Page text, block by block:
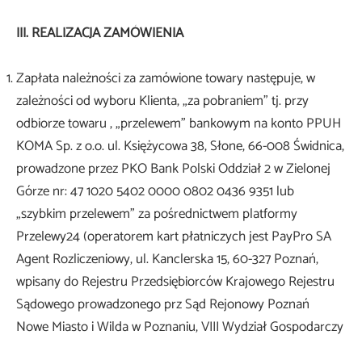
III. REALIZACJA ZAMÓWIENIA
Zapłata należności za zamówione towary następuje, w
zależności od wyboru Klienta, „za pobraniem” tj. przy
odbiorze towaru , „przelewem” bankowym na konto PPUH
KOMA Sp. z o.o. ul. Księżycowa 38, Słone, 66-008 Świdnica,
prowadzone przez PKO Bank Polski Oddział 2 w Zielonej
Górze nr: 47 1020 5402 0000 0802 0436 9351 lub
„szybkim przelewem” za pośrednictwem platformy
Przelewy24 (operatorem kart płatniczych jest PayPro SA
Agent Rozliczeniowy, ul. Kanclerska 15, 60-327 Poznań,
wpisany do Rejestru Przedsiębiorców Krajowego Rejestru
Sądowego prowadzonego prz Sąd Rejonowy Poznań 
Nowe Miasto i Wilda w Poznaniu, VIII Wydział Gospodarczy